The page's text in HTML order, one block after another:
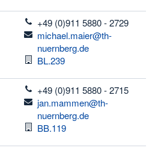
telefon
+49 (0)911 5880 - 2729
email
michael.maier@th-
nuernberg.de
Raum
BL.239
telefon
+49 (0)911 5880 - 2715
email
jan.mammen@th-
nuernberg.de
Raum
BB.119